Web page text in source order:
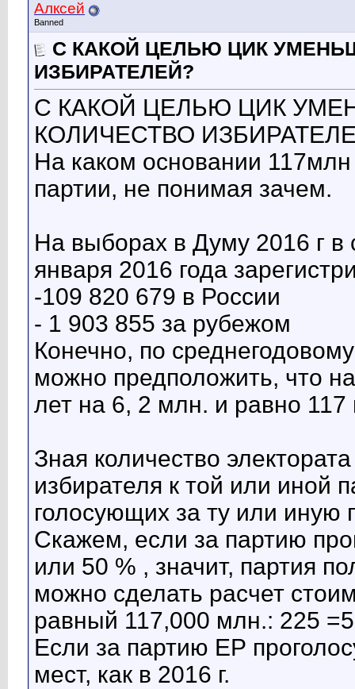
Алксей
Banned
С КАКОЙ ЦЕЛЬЮ ЦИК
ИЗБИРАТЕЛЕЙ?
С КАКОЙ ЦЕЛЬЮ ЦИК
КОЛИЧЕСТВО
На каком основании
партии, не понимая зачем.
На выборах в Думу 2016 г
января 2016 года
-109 820 679 в России
- 1 903 855 за рубежом
Конечно, по
можно предположить, что
лет на 6, 2 млн. и равно 117
Зная количество
избирателя к той или иной
голосующих за ту или иную
Скажем, если за партию
или 50 % , значит, партия
можно сделать расчет
равный 117,000 млн.: 225
Если за партию ЕР
мест, как в 2016 г.